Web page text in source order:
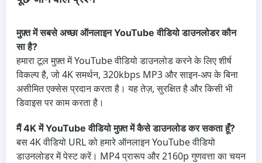
मुफ़्त में सबसे अच्छा ऑनलाइन YouTube वीडियो डाउनलोडर कौन
सा है?
हमारा टूल मुफ़्त में YouTube वीडियो डाउनलोड करने के लिए शीर्ष
विकल्प है, जो 4K समर्थन, 320kbps MP3 और साइन-अप के बिना
असीमित एक्सेस प्रदान करता है। यह तेज़, सुरक्षित है और किसी भी
डिवाइस पर काम करता है।
मैं 4K में YouTube वीडियो मुफ़्त में कैसे डाउनलोड कर सकता हूँ?
बस 4K वीडियो URL को हमारे ऑनलाइन YouTube वीडियो
डाउनलोडर में पेस्ट करें। MP4 प्रारूप और 2160p गुणवत्ता का चयन